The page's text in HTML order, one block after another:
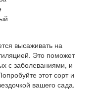
высаживать на
Это поможет
с заболеваниями, и
этот сорт и
вашего сада.